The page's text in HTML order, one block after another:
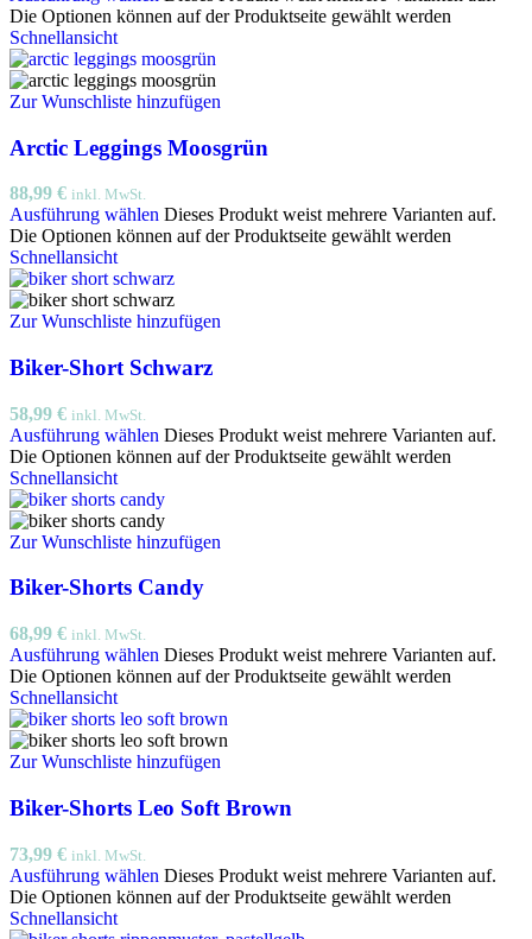
Die Optionen können auf der Produktseite gewählt werden
Schnellansicht
Zur Wunschliste hinzufügen
Arctic Leggings Moosgrün
88,99 € inkl. MwSt.
Ausführung wählen Dieses Produkt weist mehrere Varianten auf.
Die Optionen können auf der Produktseite gewählt werden
Schnellansicht
Zur Wunschliste hinzufügen
Biker-Short Schwarz
58,99 € inkl. MwSt.
Ausführung wählen Dieses Produkt weist mehrere Varianten auf.
Die Optionen können auf der Produktseite gewählt werden
Schnellansicht
Zur Wunschliste hinzufügen
Biker-Shorts Candy
68,99 € inkl. MwSt.
Ausführung wählen Dieses Produkt weist mehrere Varianten auf.
Die Optionen können auf der Produktseite gewählt werden
Schnellansicht
Zur Wunschliste hinzufügen
Biker-Shorts Leo Soft Brown
73,99 € inkl. MwSt.
Ausführung wählen Dieses Produkt weist mehrere Varianten auf.
Die Optionen können auf der Produktseite gewählt werden
Schnellansicht